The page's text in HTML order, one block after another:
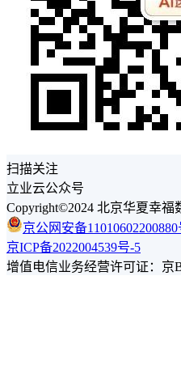
扫描关注
立业云公众号
Copyright©2024 北京华夏幸福
京公网安备11010602200880
京ICP备2022004539号-5
增值电信业务经营许可证：京